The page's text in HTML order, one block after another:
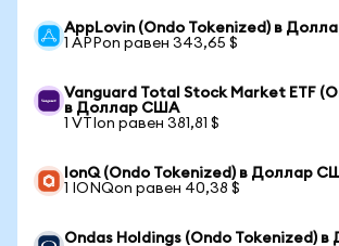
AppLovin (Ondo Tokenized) в
1 APPon равен 343,65 $
Vanguard Total Stock Market ETF
в Доллар США
1 VTIon равен 381,81 $
IonQ (Ondo Tokenized) в Доллар
1 IONQon равен 40,38 $
Ondas Holdings (Ondo Tokenized)